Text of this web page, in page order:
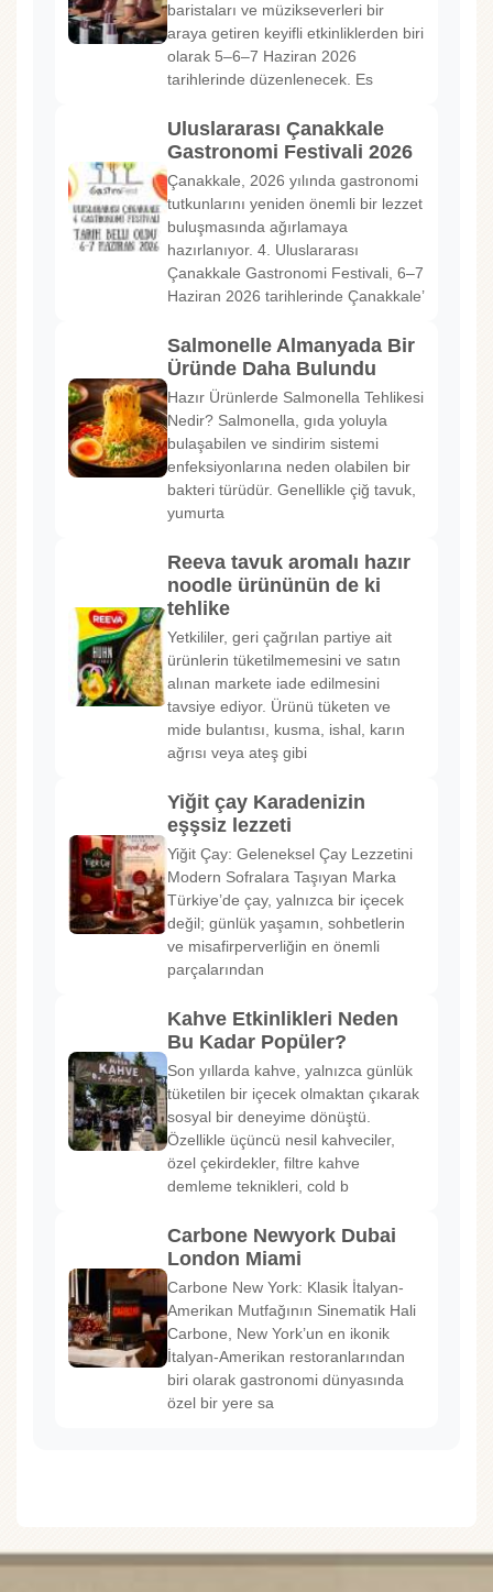
baristaları ve müzikseverleri bir
araya getiren keyifli etkinliklerden biri
olarak 5–6–7 Haziran 2026
tarihlerinde düzenlenecek. Es
Uluslararası Çanakkale
Gastronomi Festivali 2026
Çanakkale, 2026 yılında gastronomi
tutkunlarını yeniden önemli bir lezzet
buluşmasında ağırlamaya
hazırlanıyor. 4. Uluslararası
Çanakkale Gastronomi Festivali, 6–7
Haziran 2026 tarihlerinde Çanakkale’
Salmonelle Almanyada Bir
Üründe Daha Bulundu
Hazır Ürünlerde Salmonella Tehlikesi
Nedir? Salmonella, gıda yoluyla
bulaşabilen ve sindirim sistemi
enfeksiyonlarına neden olabilen bir
bakteri türüdür. Genellikle çiğ tavuk,
yumurta
Reeva tavuk aromalı hazır
noodle ürününün de ki
tehlike
Yetkililer, geri çağrılan partiye ait
ürünlerin tüketilmemesini ve satın
alınan markete iade edilmesini
tavsiye ediyor. Ürünü tüketen ve
mide bulantısı, kusma, ishal, karın
ağrısı veya ateş gibi
Yiğit çay Karadenizin
eşşsiz lezzeti
Yiğit Çay: Geleneksel Çay Lezzetini
Modern Sofralara Taşıyan Marka
Türkiye’de çay, yalnızca bir içecek
değil; günlük yaşamın, sohbetlerin
ve misafirperverliğin en önemli
parçalarından
Kahve Etkinlikleri Neden
Bu Kadar Popüler?
Son yıllarda kahve, yalnızca günlük
tüketilen bir içecek olmaktan çıkarak
sosyal bir deneyime dönüştü.
Özellikle üçüncü nesil kahveciler,
özel çekirdekler, filtre kahve
demleme teknikleri, cold b
Carbone Newyork Dubai
London Miami
Carbone New York: Klasik İtalyan-
Amerikan Mutfağının Sinematik Hali
Carbone, New York’un en ikonik
İtalyan-Amerikan restoranlarından
biri olarak gastronomi dünyasında
özel bir yere sa